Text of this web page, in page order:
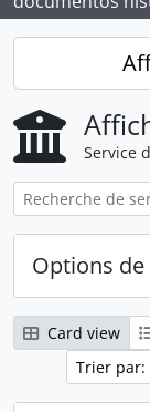
Service
Options
Card view
Trier par: